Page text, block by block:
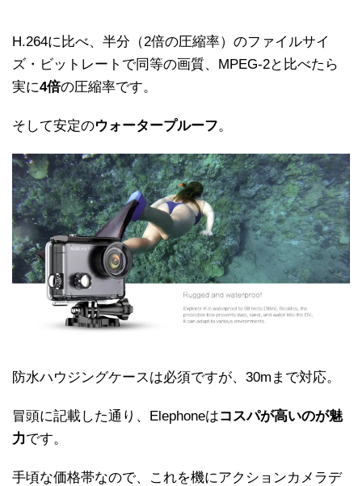
H.264に比べ、半分（2倍の圧縮率）のファイルサイ
ズ・ビットレートで同等の画質、MPEG-2と比べたら
実に4倍の圧縮率です。
そして安定のウォータープルーフ。
防水ハウジングケースは必須ですが、30mまで対応。
冒頭に記載した通り、Elephoneはコスパが高いのが魅
力です。
手頃な価格帯なので、これを機にアクションカメラデ